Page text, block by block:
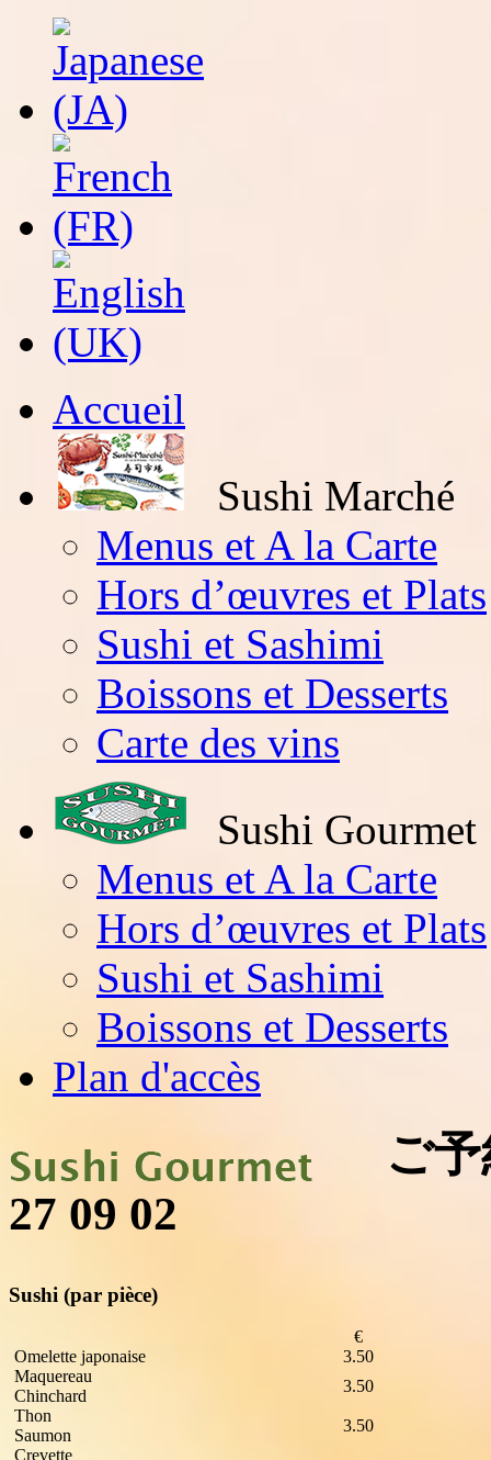
Accueil
Sushi Marché
Menus et A la Carte
Hors d’œuvres et Plats
Sushi et Sashimi
Boissons et Desserts
Carte des vins
Sushi Gourmet
Menus et A la Carte
Hors d’œuvres et Plats
Sushi et Sashimi
Boissons et Desserts
Plan d'accès
ご予
27 09 02
Sushi (par pièce)
€
Omelette japonaise
3.50
Maquereau
Chinchard
3.50
Thon
Saumon
3.50
Crevette